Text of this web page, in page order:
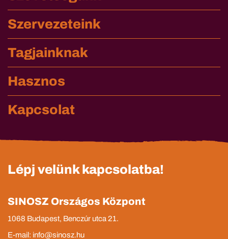
Szervezeteink
Tagjainknak
Hasznos
Kapcsolat
Lépj velünk kapcsolatba!
SINOSZ Országos Központ
1068 Budapest, Benczúr utca 21.
E-mail: info@sinosz.hu